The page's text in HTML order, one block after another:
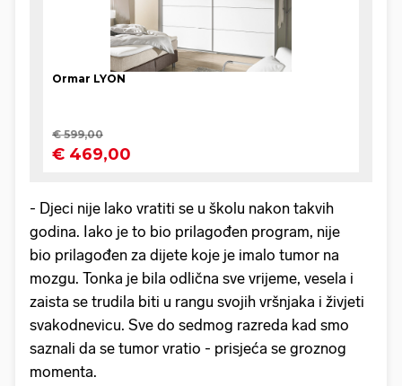
- Djeci nije lako vratiti se u školu nakon takvih
godina. Iako je to bio prilagođen program, nije
bio prilagođen za dijete koje je imalo tumor na
mozgu. Tonka je bila odlična sve vrijeme, vesela i
zaista se trudila biti u rangu svojih vršnjaka i živjeti
svakodnevicu. Sve do sedmog razreda kad smo
saznali da se tumor vratio - prisjeća se groznog
momenta.